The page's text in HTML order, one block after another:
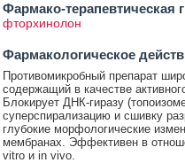
Фармако-терапевтическая
фторхинолон
Фармакологическое
Противомикробный препарат
содержащий в качестве
Блокирует ДНК-гиразу
суперспирализацию и сшивку
глубокие морфологические
мембранах. Эффективен в
vitro и in vivo.